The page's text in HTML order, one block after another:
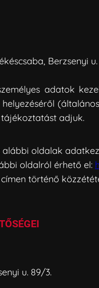
adatok
(általános
tájékoztatást adjuk.
oldalak
oldalról érhető el:
történő
u. 89/3.